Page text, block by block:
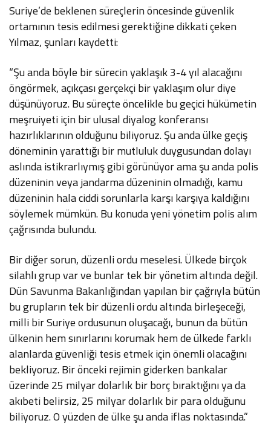
Suriye’de beklenen süreçlerin öncesinde güvenlik
ortamının tesis edilmesi gerektiğine dikkati çeken
Yılmaz, şunları kaydetti:
“Şu anda böyle bir sürecin yaklaşık 3-4 yıl alacağını
öngörmek, açıkçası gerçekçi bir yaklaşım olur diye
düşünüyoruz. Bu süreçte öncelikle bu geçici hükümetin
meşruiyeti için bir ulusal diyalog konferansı
hazırlıklarının olduğunu biliyoruz. Şu anda ülke geçiş
döneminin yarattığı bir mutluluk duygusundan dolayı
aslında istikrarlıymış gibi görünüyor ama şu anda polis
düzeninin veya jandarma düzeninin olmadığı, kamu
düzeninin hala ciddi sorunlarla karşı karşıya kaldığını
söylemek mümkün. Bu konuda yeni yönetim polis alım
çağrısında bulundu.
Bir diğer sorun, düzenli ordu meselesi. Ülkede birçok
silahlı grup var ve bunlar tek bir yönetim altında değil.
Dün Savunma Bakanlığından yapılan bir çağrıyla bütün
bu grupların tek bir düzenli ordu altında birleşeceği,
milli bir Suriye ordusunun oluşacağı, bunun da bütün
ülkenin hem sınırlarını korumak hem de ülkede farklı
alanlarda güvenliği tesis etmek için önemli olacağını
bekliyoruz. Bir önceki rejimin giderken bankalar
üzerinde 25 milyar dolarlık bir borç bıraktığını ya da
akıbeti belirsiz, 25 milyar dolarlık bir para olduğunu
biliyoruz. O yüzden de ülke şu anda iflas noktasında.”